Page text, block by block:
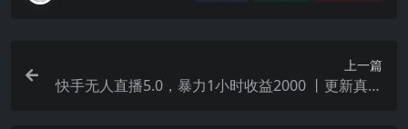
上一篇
快手无人直播5.0，暴力1小时收益2000 丨更新真人